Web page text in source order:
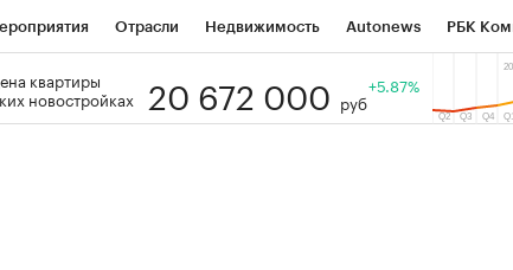
Отрасли Недвижимость Autonews РБК
РБК Образование Тренды
квартиры
новостройках
20 672 000 руб
+5.87%